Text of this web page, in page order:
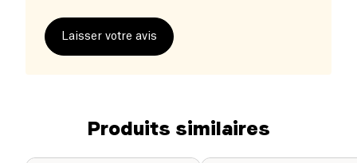
Laisser votre avis
Produits similaires